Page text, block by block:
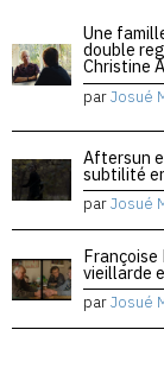
Une
double
Christine
parJosué
Aftersun
subtilité
parJosué
Françoise
vieillarde
parJosué